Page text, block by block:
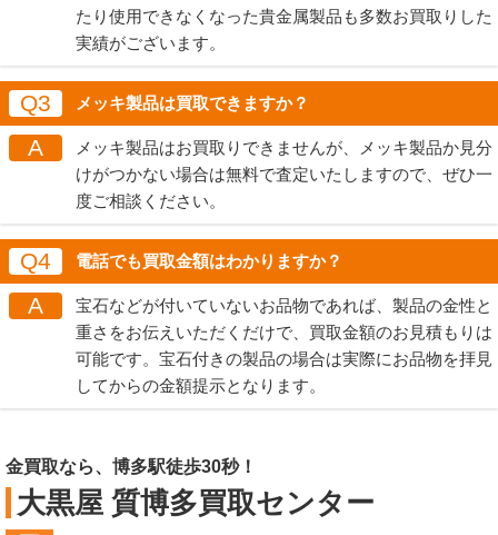
たり使用できなくなった貴金属製品も多数お買取りした
実績がございます。
Q3 メッキ製品は買取できますか？
A
メッキ製品はお買取りできませんが、メッキ製品か見分
けがつかない場合は無料で査定いたしますので、ぜひ一
度ご相談ください。
Q4 電話でも買取金額はわかりますか？
A
宝石などが付いていないお品物であれば、製品の金性と
重さをお伝えいただくだけで、買取金額のお見積もりは
可能です。宝石付きの製品の場合は実際にお品物を拝見
してからの金額提示となります。
金買取なら、博多駅徒歩30秒！
大黒屋 質博多買取センター